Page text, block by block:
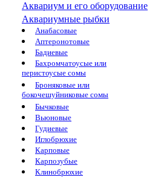
Аквариум и его оборудование
Аквариумные рыбки
Анабасовые
Аптеронотовые
Бадиевые
Бахромчатоусые или
перистоусые сомы
Броняковые или
бокочешуйниковые сомы
Бычковые
Вьюновые
Гудиевые
Иглобрюхие
Карповые
Карпозубые
Клинобрюхие